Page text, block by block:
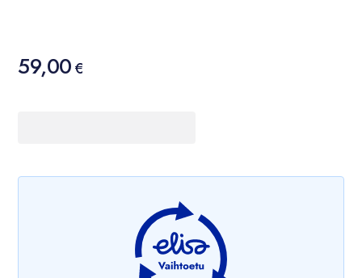
Hinta
59,00 €
59,00€